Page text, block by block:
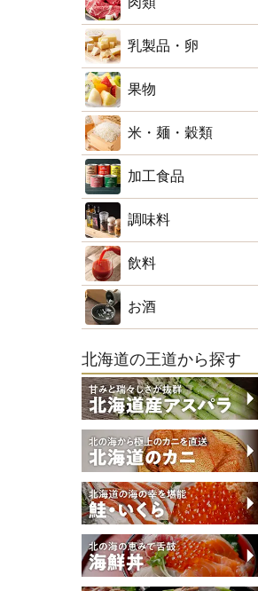
乳製品・卵
果物
米・麺・穀類
加工食品
調味料
飲料
お酒
北海道の王道から探す